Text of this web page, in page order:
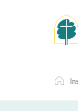
k
i
p
t
c
o